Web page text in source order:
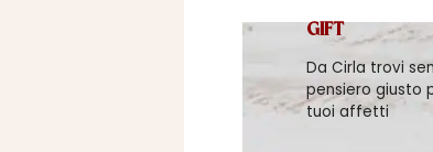
GIFT
Da Cirla trovi
pensiero giusto
tuoi affetti